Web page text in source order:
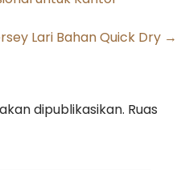
Lari Bahan Quick Dry →
dipublikasikan. Ruas